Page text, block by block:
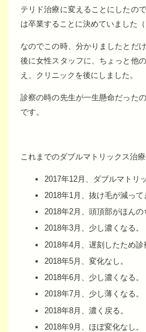
テリド治療に変えることにしたの
は卒業することに決めていました（
なのでこの時、分かりましたとだ
後に女性スタッフに、ちょっと他
え、クリニックを後にしました。
診察の時の先生が一生懸命だった
です。
これまでのダブルマトリックス治
2017年12月、ダブルマトリ
2018年1月、抜け毛が減って
2018年2月、頭頂部がほんの
2018年3月、少し濃くなる。
2018年4月、遅刻したため診
2018年5月、変化なし。
2018年6月、少し濃くなる。
2018年7月、少し薄くなる。
2018年8月、濃く戻る。
2018年9月、ほぼ変化なし。